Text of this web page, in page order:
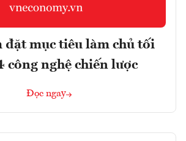
đặt mục tiêu làm chủ tối
công nghệ chiến lược
Đọc ngay